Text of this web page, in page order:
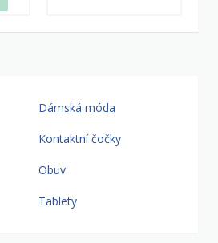
Dámská móda
Kontaktní čočky
Obuv
Tablety